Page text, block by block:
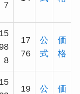
7
15
8
17
76
公
式
価
格
15
19
公
価